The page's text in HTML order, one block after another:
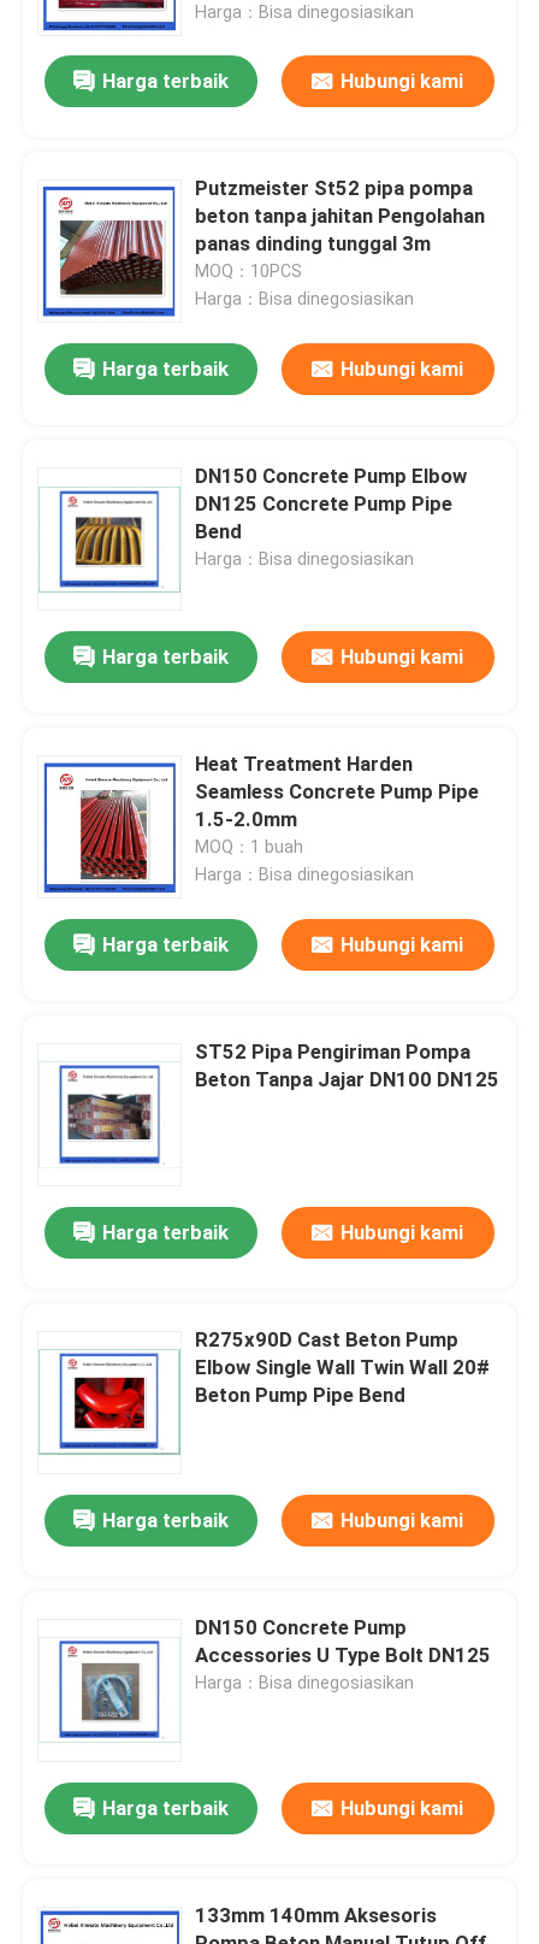
Rumah
Video
Wisata pabrik
Hubungi kami
Quote request suatu
Bagian Pompa Beton Schwing
Harga：Bisa dinegosiasikan
Harga terbaik Hubungi kami
Putzmeister St52 pipa pompa
beton tanpa jahitan Pengolahan
panas dinding tunggal 3m
MOQ：10PCS
Harga：Bisa dinegosiasikan
Harga terbaik Hubungi kami
DN150 Concrete Pump Elbow
DN125 Concrete Pump Pipe
Bend
Harga：Bisa dinegosiasikan
Harga terbaik Hubungi kami
Heat Treatment Harden
Seamless Concrete Pump Pipe
1.5-2.0mm
MOQ：1 buah
Harga：Bisa dinegosiasikan
Harga terbaik Hubungi kami
ST52 Pipa Pengiriman Pompa
Beton Tanpa Jajar DN100 DN125
Harga terbaik Hubungi kami
R275x90D Cast Beton Pump
Elbow Single Wall Twin Wall 20#
Beton Pump Pipe Bend
Harga terbaik Hubungi kami
DN150 Concrete Pump
Accessories U Type Bolt DN125
Harga：Bisa dinegosiasikan
Harga terbaik Hubungi kami
133mm 140mm Aksesoris